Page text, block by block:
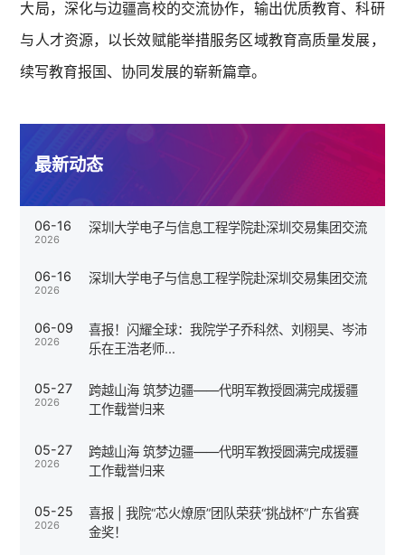
大局，深化与边疆高校的交流协作，输出优质教育、科研
与人才资源，以长效赋能举措服务区域教育高质量发展，
续写教育报国、协同发展的崭新篇章。
最新动态
06-16
2026
深圳大学电子与信息工程学院赴深圳交易集团交流
06-16
2026
深圳大学电子与信息工程学院赴深圳交易集团交流
06-09
2026
喜报！闪耀全球：我院学子乔科然、刘栩昊、岑沛
乐在王浩老师...
05-27
2026
跨越山海 筑梦边疆——代明军教授圆满完成援疆
工作载誉归来
05-27
2026
跨越山海 筑梦边疆——代明军教授圆满完成援疆
工作载誉归来
05-25
2026
喜报 | 我院“芯火燎原”团队荣获“挑战杯”广东省赛
金奖！